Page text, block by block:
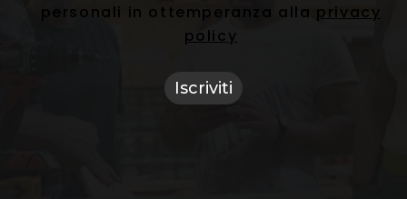
personali in ottemperanza alla privacy
policy